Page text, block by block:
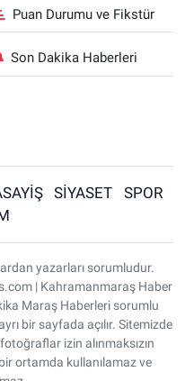
Puan Durumu ve Fikstür
Son Dakika Haberleri
SİYASET
SPOR
yazarları sorumludur.
| Kahramanmaraş Haber
Maraş Haberleri sorumlu
bir sayfada açılır. Sitemizde
izin alınmaksızın
ortamda kullanılamaz ve